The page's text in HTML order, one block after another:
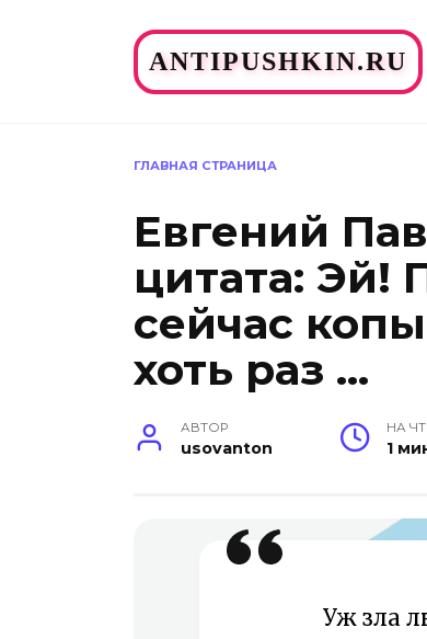
ANTIPUSHKIN.RU
ГЛАВНАЯ СТРАНИЦА
Евгений
цитата: Эй!
сейчас
хоть раз …
АВТОР
usovanton
НА
1
Уж зла